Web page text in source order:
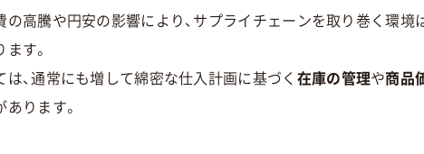
高騰や円安の影響により、サプライチェーンを取り巻く環境
す。
、通常にも増して綿密な仕入計画に基づく 在庫の管理や商品
ります。